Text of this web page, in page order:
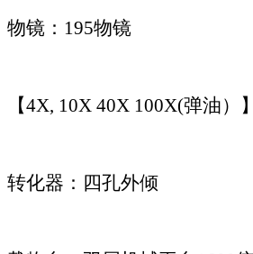
物镜：195物镜
【4X, 10X 40X 100X(弹油）】
转化器：四孔外倾